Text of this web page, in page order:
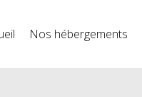
Nos hébergements